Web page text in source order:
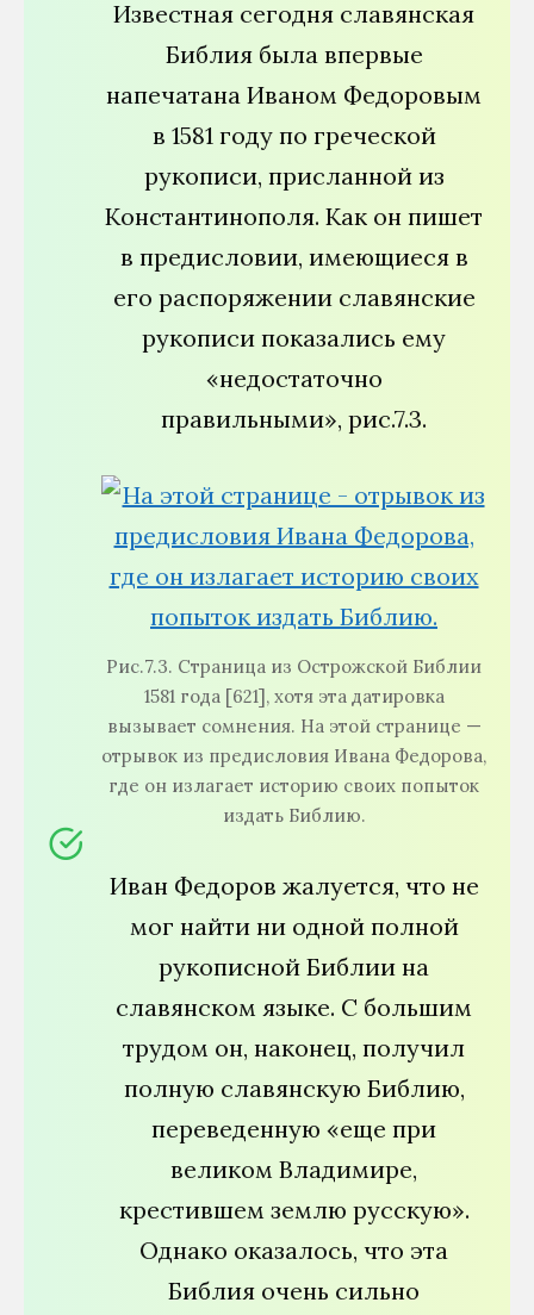
Известная сегодня славянская
Библия была впервые
напечатана Иваном Федоровым
в 1581 году по греческой
рукописи, присланной из
Константинополя. Как он пишет
в предисловии, имеющиеся в
его распоряжении славянские
рукописи показались ему
«недостаточно
правильными», рис.7.3.
Рис.7.3. Страница из Острожской Библии
1581 года [621], хотя эта датировка
вызывает сомнения. На этой странице —
отрывок из предисловия Ивана Федорова,
где он излагает историю своих попыток
издать Библию.
Иван Федоров жалуется, что не
мог найти ни одной полной
рукописной Библии на
славянском языке. С большим
трудом он, наконец, получил
полную славянскую Библию,
переведенную «еще при
великом Владимире,
крестившем землю русскую».
Однако оказалось, что эта
Библия очень сильно